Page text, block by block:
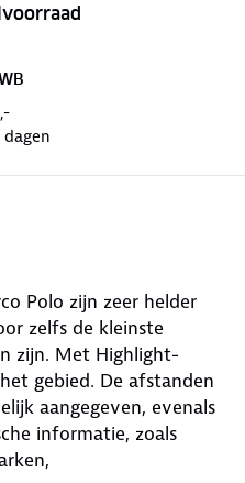
Polo zijn zeer helder
zelfs de kleinste
zijn. Met Highlight-
gebied. De afstanden
aangegeven, evenals
informatie, zoals